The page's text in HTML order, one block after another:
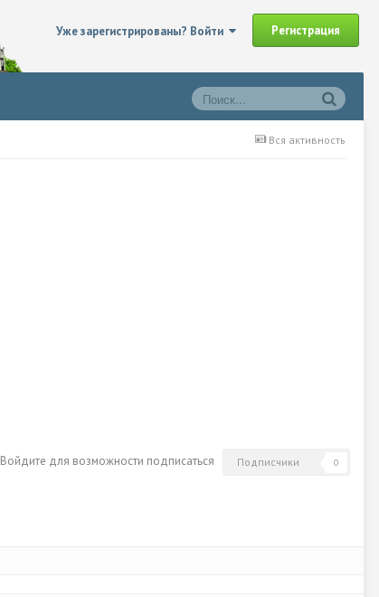
Уже зарегистрированы? Войти Регистрация
Вся активность
Войдите для возможности подписаться Подписчики 0